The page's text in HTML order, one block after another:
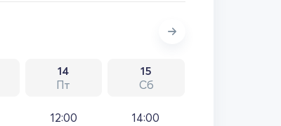
14
Пт
15
Сб
12:00 14:00